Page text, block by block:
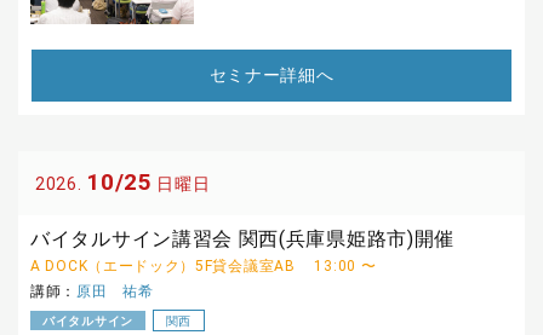
セミナー詳細へ
2026. 10/25 日曜日
バイタルサイン講習会 関西(兵庫県姫路市)開催
A DOCK（エードック）5F貸会議室AB
13:00 〜
講師： 原田 祐希
バイタルサイン 関西